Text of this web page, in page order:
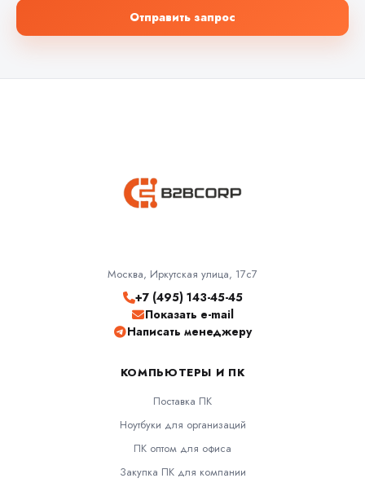
Отправить запрос
Москва, Иркутская улица, 17с7
+7 (495) 143-45-45
Показать e-mail
Написать менеджеру
КОМПЬЮТЕРЫ И ПК
Поставка ПК
Ноутбуки для организаций
ПК оптом для офиса
Закупка ПК для компании